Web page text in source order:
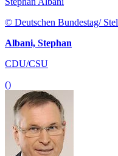
© Deutschen Bundestag/
Albani, Stephan
CDU/CSU
()